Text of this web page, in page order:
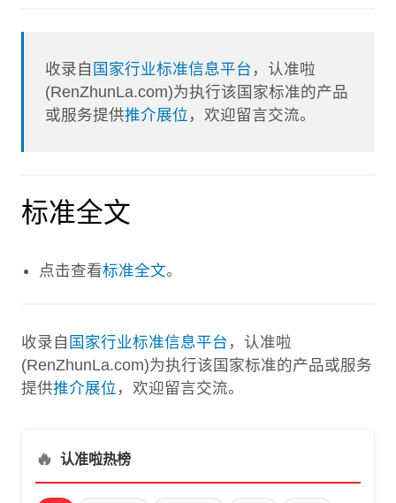
收录自 国家行业标准信息平台 ，认准啦
(RenZhunLa.com)为执行该国家标准的产品
或服务提供推介展位 ，欢迎留言交流。
标准全文
点击查看标准全文。
收录自 国家行业标准信息平台 ，认准啦
(RenZhunLa.com)为执行该国家标准的产品或服务
提供推介展位 ，欢迎留言交流。
🔥 认准啦热榜